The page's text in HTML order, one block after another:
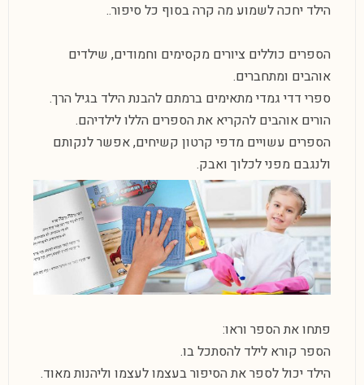
הילד יחכה לשמוע מה קרה בסוף כל סיפור..
הספרים כוללים ציורים מקסימים וחמודים, שילדים
אוהבים ומתחברים.
ספרי דדי גמדי מתאימים ברמתם להבנת הילד בגיל הרך.
הורים אוהבים להקריא את הספרים הללו לילדיהם.
הספרים עשויים מדפי קרטון קשיחים, אפשר לנקותם
ולנגבם מפני לכלוך ואבק.
פתחו את הספר וראו:
הספר קורא לילד להסתכל בו.
הילד יכול לספר את הסיפור בעצמו לעצמו וליהנות מאוד.